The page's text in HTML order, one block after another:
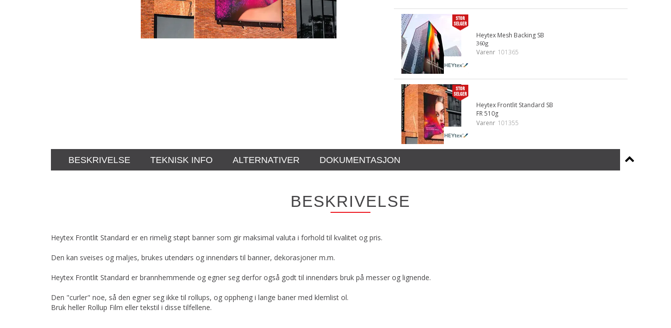
Heytex Mesh Backing SB
360g
Varenr 101365
Heytex Frontlit Standard SB
FR 510g
Varenr 101355
BESKRIVELSE TEKNISK INFO ALTERNATIVER DOKUMENTASJON
BESKRIVELSE
Heytex Frontlit Standard er en rimelig støpt banner som gir maksimal valuta i forhold til kvalitet og pris.
Den kan sveises og maljes, brukes utendørs og innendørs til banner, dekorasjoner m.m.
Heytex Frontlit Standard er brannhemmende og egner seg derfor også godt til innendørs bruk på messer og lignende.
Den "curler" noe, så den egner seg ikke til rollups, og oppheng i lange baner med klemlist ol.
Bruk heller Rollup Film eller tekstil i disse tilfellene.